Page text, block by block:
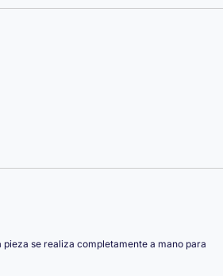
se realiza completamente a mano para